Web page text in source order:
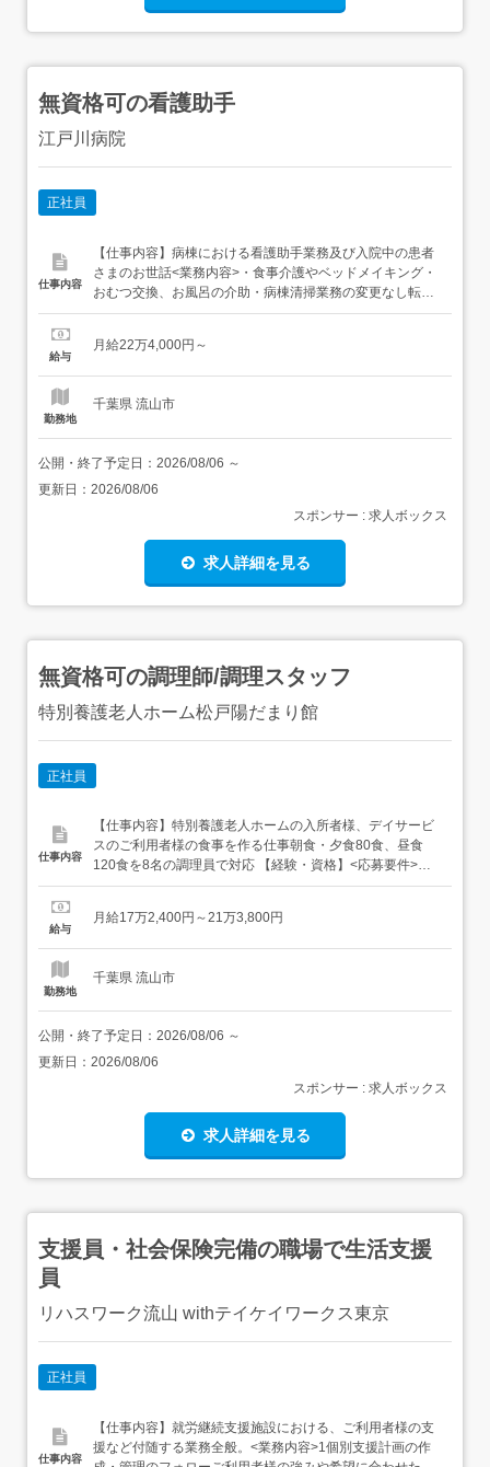
無資格可の看護助手
江戸川病院
正社員
仕事内容
【仕事内容】病棟における看護助手業務及び入院中の患者
さまのお世話<業務内容>・食事介護やベッドメイキング・
おむつ交換、お風呂の介助・病棟清掃業務の変更なし転勤
なし 【経験・資格】<応募要件>無資格可経験不問年齢制限
歓迎要件>介護職員初任者研修(旧ヘルパー2級)あれば尚可
給与
月給22万4,000円～
勤務地
千葉県 流山市
公開・終了予定日： 2026/08/06 ～
更新日： 2026/08/06
スポンサー : 求人ボックス
求人詳細を見る
無資格可の調理師/調理スタッフ
特別養護老人ホーム松戸陽だまり館
正社員
仕事内容
【仕事内容】特別養護老人ホームの入所者様、デイサービ
スのご利用者様の食事を作る仕事朝食・夕食80食、昼食
120食を8名の調理員で対応 【経験・資格】<応募要件>無
資格可学歴、経験不問64歳以下(定年を上限) 【給与】月給
158,400円～195,800円・地域手当 13,000円・特定処遇改
給与
月給17万2,400円～21万3,800円
勤務地
千葉県 流山市
公開・終了予定日： 2026/08/06 ～
更新日： 2026/08/06
スポンサー : 求人ボックス
求人詳細を見る
支援員・社会保険完備の職場で生活支援
員
リハスワーク流山 withテイケイワークス東京
正社員
仕事内容
【仕事内容】就労継続支援施設における、ご利用者様の支
援など付随する業務全般。<業務内容>1個別支援計画の作